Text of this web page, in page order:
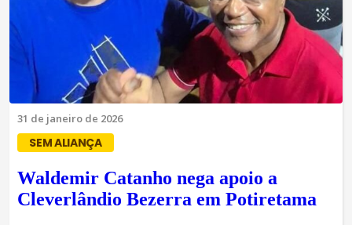
31 de janeiro de 2026
SEM ALIANÇA
Waldemir Catanho nega apoio a
Cleverlândio Bezerra em Potiretama